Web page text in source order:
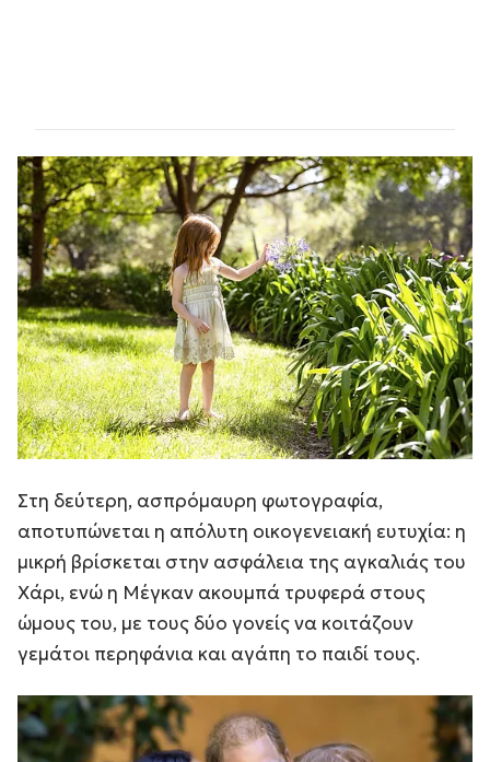
Στη δεύτερη, ασπρόμαυρη φωτογραφία,
αποτυπώνεται η απόλυτη οικογενειακή ευτυχία: η
μικρή βρίσκεται στην ασφάλεια της αγκαλιάς του
Χάρι, ενώ η Μέγκαν ακουμπά τρυφερά στους
ώμους του, με τους δύο γονείς να κοιτάζουν
γεμάτοι περηφάνια και αγάπη το παιδί τους.